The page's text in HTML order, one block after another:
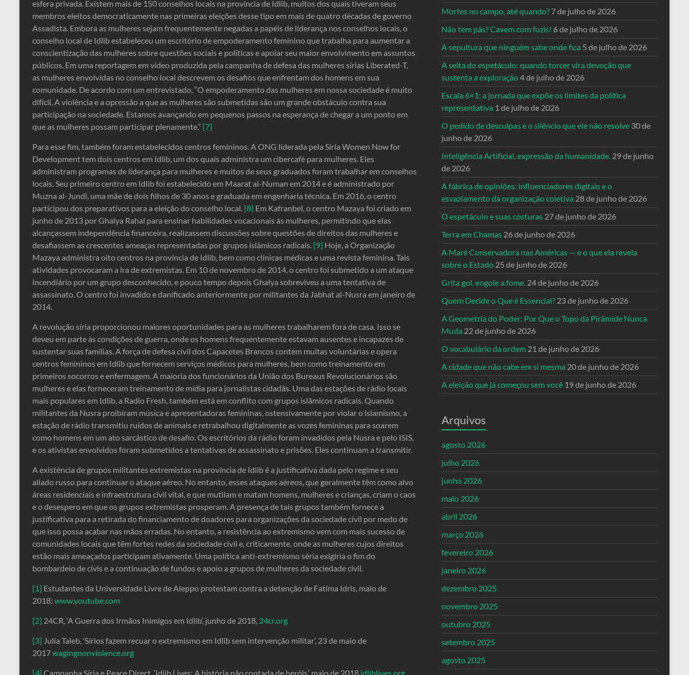
esfera privada. Existem mais de 150 conselhos locais na província de Idlib, muitos dos quais tiveram seus
membros eleitos democraticamente nas primeiras eleições desse tipo em mais de quatro décadas de governo
Assadista. Embora as mulheres sejam frequentemente negadas a papéis de liderança nos conselhos locais, o
conselho local de Idlib estabeleceu um escritório de empoderamento feminino que trabalha para aumentar a
conscientização das mulheres sobre questões sociais e políticas e apoiar seu maior envolvimento em assuntos
públicos. Em uma reportagem em vídeo produzida pela campanha de defesa das mulheres sírias Liberated-T,
as mulheres envolvidas no conselho local descrevem os desafios que enfrentam dos homens em sua
comunidade. De acordo com um entrevistado, “O empoderamento das mulheres em nossa sociedade é muito
difícil. A violência e a opressão a que as mulheres são submetidas são um grande obstáculo contra sua
participação na sociedade. Estamos avançando em pequenos passos na esperança de chegar a um ponto em
que as mulheres possam participar plenamente.” [7]
Para esse fim, também foram estabelecidos centros femininos. A ONG liderada pela Síria Women Now for
Development tem dois centros em Idlib, um dos quais administra um cibercafé para mulheres. Eles
administram programas de liderança para mulheres e muitos de seus graduados foram trabalhar em conselhos
locais. Seu primeiro centro em Idlib foi estabelecido em Maarat al-Numan em 2014 e é administrado por
Muzna al-Jundi, uma mãe de dois filhos de 30 anos e graduada em engenharia técnica. Em 2016, o centro
participou dos preparativos para a eleição do conselho local. [8] Em Kafranbel, o centro Mazaya foi criado em
junho de 2013 por Ghalya Rahal para ensinar habilidades vocacionais às mulheres, permitindo que elas
alcançassem independência financeira, realizassem discussões sobre questões de direitos das mulheres e
desafiassem as crescentes ameaças representadas por grupos islâmicos radicais. [9] Hoje, a Organização
Mazaya administra oito centros na província de Idlib, bem como clínicas médicas e uma revista feminina. Tais
atividades provocaram a ira de extremistas. Em 10 de novembro de 2014, o centro foi submetido a um ataque
incendiário por um grupo desconhecido, e pouco tempo depois Ghalya sobreviveu a uma tentativa de
assassinato. O centro foi invadido e danificado anteriormente por militantes da Jabhat al-Nusra em janeiro de
2014.
A revolução síria proporcionou maiores oportunidades para as mulheres trabalharem fora de casa. Isso se
deveu em parte às condições de guerra, onde os homens frequentemente estavam ausentes e incapazes de
sustentar suas famílias. A força de defesa civil dos Capacetes Brancos contém muitas voluntárias e opera
centros femininos em Idlib que fornecem serviços médicos para mulheres, bem como treinamento em
primeiros socorros e enfermagem. A maioria dos funcionários da União dos Bureaus Revolucionários são
mulheres e elas forneceram treinamento de mídia para jornalistas cidadãs. Uma das estações de rádio locais
mais populares em Idlib, a Radio Fresh, também está em conflito com grupos islâmicos radicais. Quando
militantes da Nusra proibiram música e apresentadoras femininas, ostensivamente por violar o islamismo, a
estação de rádio transmitiu ruídos de animais e retrabalhou digitalmente as vozes femininas para soarem
como homens em um ato sarcástico de desafio. Os escritórios da rádio foram invadidos pela Nusra e pelo ISIS,
e os ativistas envolvidos foram submetidos a tentativas de assassinato e prisões. Eles continuam a transmitir.
A existência de grupos militantes extremistas na província de Idlib é a justificativa dada pelo regime e seu
aliado russo para continuar o ataque aéreo. No entanto, esses ataques aéreos, que geralmente têm como alvo
áreas residenciais e infraestrutura civil vital, e que mutilam e matam homens, mulheres e crianças, criam o caos
e o desespero em que os grupos extremistas prosperam. A presença de tais grupos também fornece a
justificativa para a retirada do financiamento de doadores para organizações da sociedade civil por medo de
que isso possa acabar nas mãos erradas. No entanto, a resistência ao extremismo vem com mais sucesso de
comunidades locais que têm fortes redes da sociedade civil e, criticamente, onde as mulheres cujos direitos
estão mais ameaçados participam ativamente. Uma política anti-extremismo séria exigiria o fim do
bombardeio de civis e a continuação de fundos e apoio a grupos de mulheres da sociedade civil.
[1] Estudantes da Universidade Livre de Aleppo protestam contra a detenção de Fatima Idris, maio de
2018: www.youtube.com
[2] 24CR, ‘A Guerra dos Irmãos Inimigos em Idlib’, junho de 2018, 24cr.org
[3] Julia Taleb, ‘Sírios fazem recuar o extremismo em Idlib sem intervenção militar’, 23 de maio de
2017wagingnonviolence.org
[4] Campanha Síria e Peace Direct, ‘Idlib Lives: A história não contada de heróis’, maio de 2018 idliblives.org
Mortes no campo, até quando? 7 de julho de 2026
Não tem pás? Cavem com fuzis! 6 de julho de 2026
A sepultura que ninguém sabe onde fica 5 de julho de 2026
A seita do espetáculo: quando torcer vira devoção que
sustenta a exploração4 de julho de 2026
Escala 6×1: a jornada que expõe os limites da política
representativa 1 de julho de 2026
O pedido de desculpas e o silêncio que ele não resolve 30 de
junho de 2026
Inteligência Artificial, expressão da humanidade. 29 de junho
de 2026
A fábrica de opiniões: influenciadores digitais e o
esvaziamento da organização coletiva 28 de junho de 2026
O espetáculo e suas costuras 27 de junho de 2026
Terra em Chamas 26 de junho de 2026
A Maré Conservadora nas Américas — e o que ela revela
sobre o Estado 25 de junho de 2026
Grita gol, engole a fome. 24 de junho de 2026
Quem Decide o Que é Essencial? 23 de junho de 2026
A Geometria do Poder: Por Que o Topo da Pirâmide Nunca
Muda 22 de junho de 2026
O vocabulário da ordem 21 de junho de 2026
A cidade que não cabe em si mesma 20 de junho de 2026
A eleição que já começou sem você 19 de junho de 2026
Arquivos
agosto 2026
julho 2026
junho 2026
maio 2026
abril 2026
março 2026
fevereiro 2026
janeiro 2026
dezembro 2025
novembro 2025
outubro 2025
setembro 2025
agosto 2025